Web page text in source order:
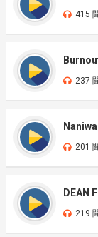
415
237
201
DEAN
219